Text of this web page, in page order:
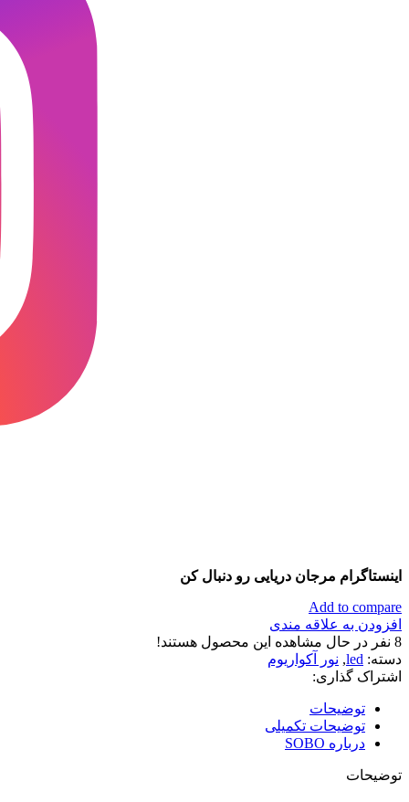
اینستاگرام مرجان دریایی رو دنبال کن
Add to compare
افزودن به علاقه مندی
8 نفر در حال مشاهده این محصول هستند!
دسته: led
, نور آکواریوم
اشتراک گذاری:
توضیحات
توضیحات تکمیلی
درباره SOBO
توضیحات